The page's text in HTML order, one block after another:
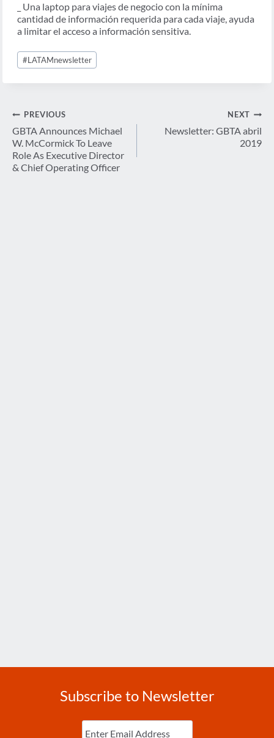
_ Una laptop para viajes de negocio con la mínima
cantidad de información requerida para cada viaje, ayuda
a limitar el acceso a información sensitiva.
Post
Tags:
#LATAMnewsletter
Post
navigation
PREVIOUS
GBTA Announces Michael
W. McCormick To Leave
Role As Executive Director
& Chief Operating Officer
NEXT
Newsletter: GBTA abril
2019
Subscribe to Newsletter
Enter
Email (Required)